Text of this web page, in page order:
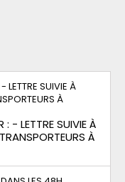
: - LETTRE SUIVIE À
À